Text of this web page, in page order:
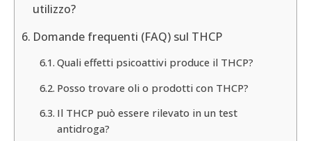
utilizzo?
Domande frequenti (FAQ) sul THCP
Quali effetti psicoattivi produce il THCP?
Posso trovare oli o prodotti con THCP?
Il THCP può essere rilevato in un test
antidroga?